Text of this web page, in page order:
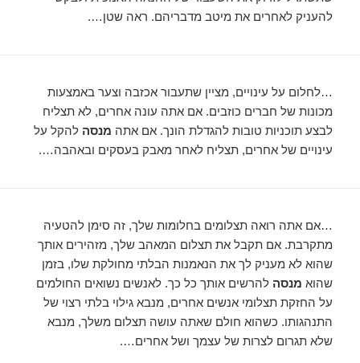
להעניק לאחרים את מיטב מדבריהם. ראה שטן….
…לחלום על עינויים, מציין שתעבור אכזבה וצער באמצעות
מכונות של חברים כוזבים. אם אתה עונה אחרים, לא תצליח
לבצע תוכניות טובות להגדלת הונך. אם אתה מנסה להקל על
עינויים של אחרים, תצליח לאחר מאבק בעסקים ובאהבה….
…אם אתה רואה תצלומים בחלומות שלך, זה סימן להטעיה
מתקרבת. אם תקבל את תצלום המאהב שלך, מזהירים אותך
שהוא לא מעניק לך את הנאמנות הבלתי מחולקת שלו, בזמן
שהוא מנסה להרשים אותך כל כך. לאנשים נשואים החולמים
על החזקת תצלומי אנשים אחרים, מנבא גילוי בלתי רצוי של
התנהגותו. כשהוא חולם שאתה עושה תצלום משלך, מנבא
שלא תגרום לצרות של עצמך ושל אחרים….